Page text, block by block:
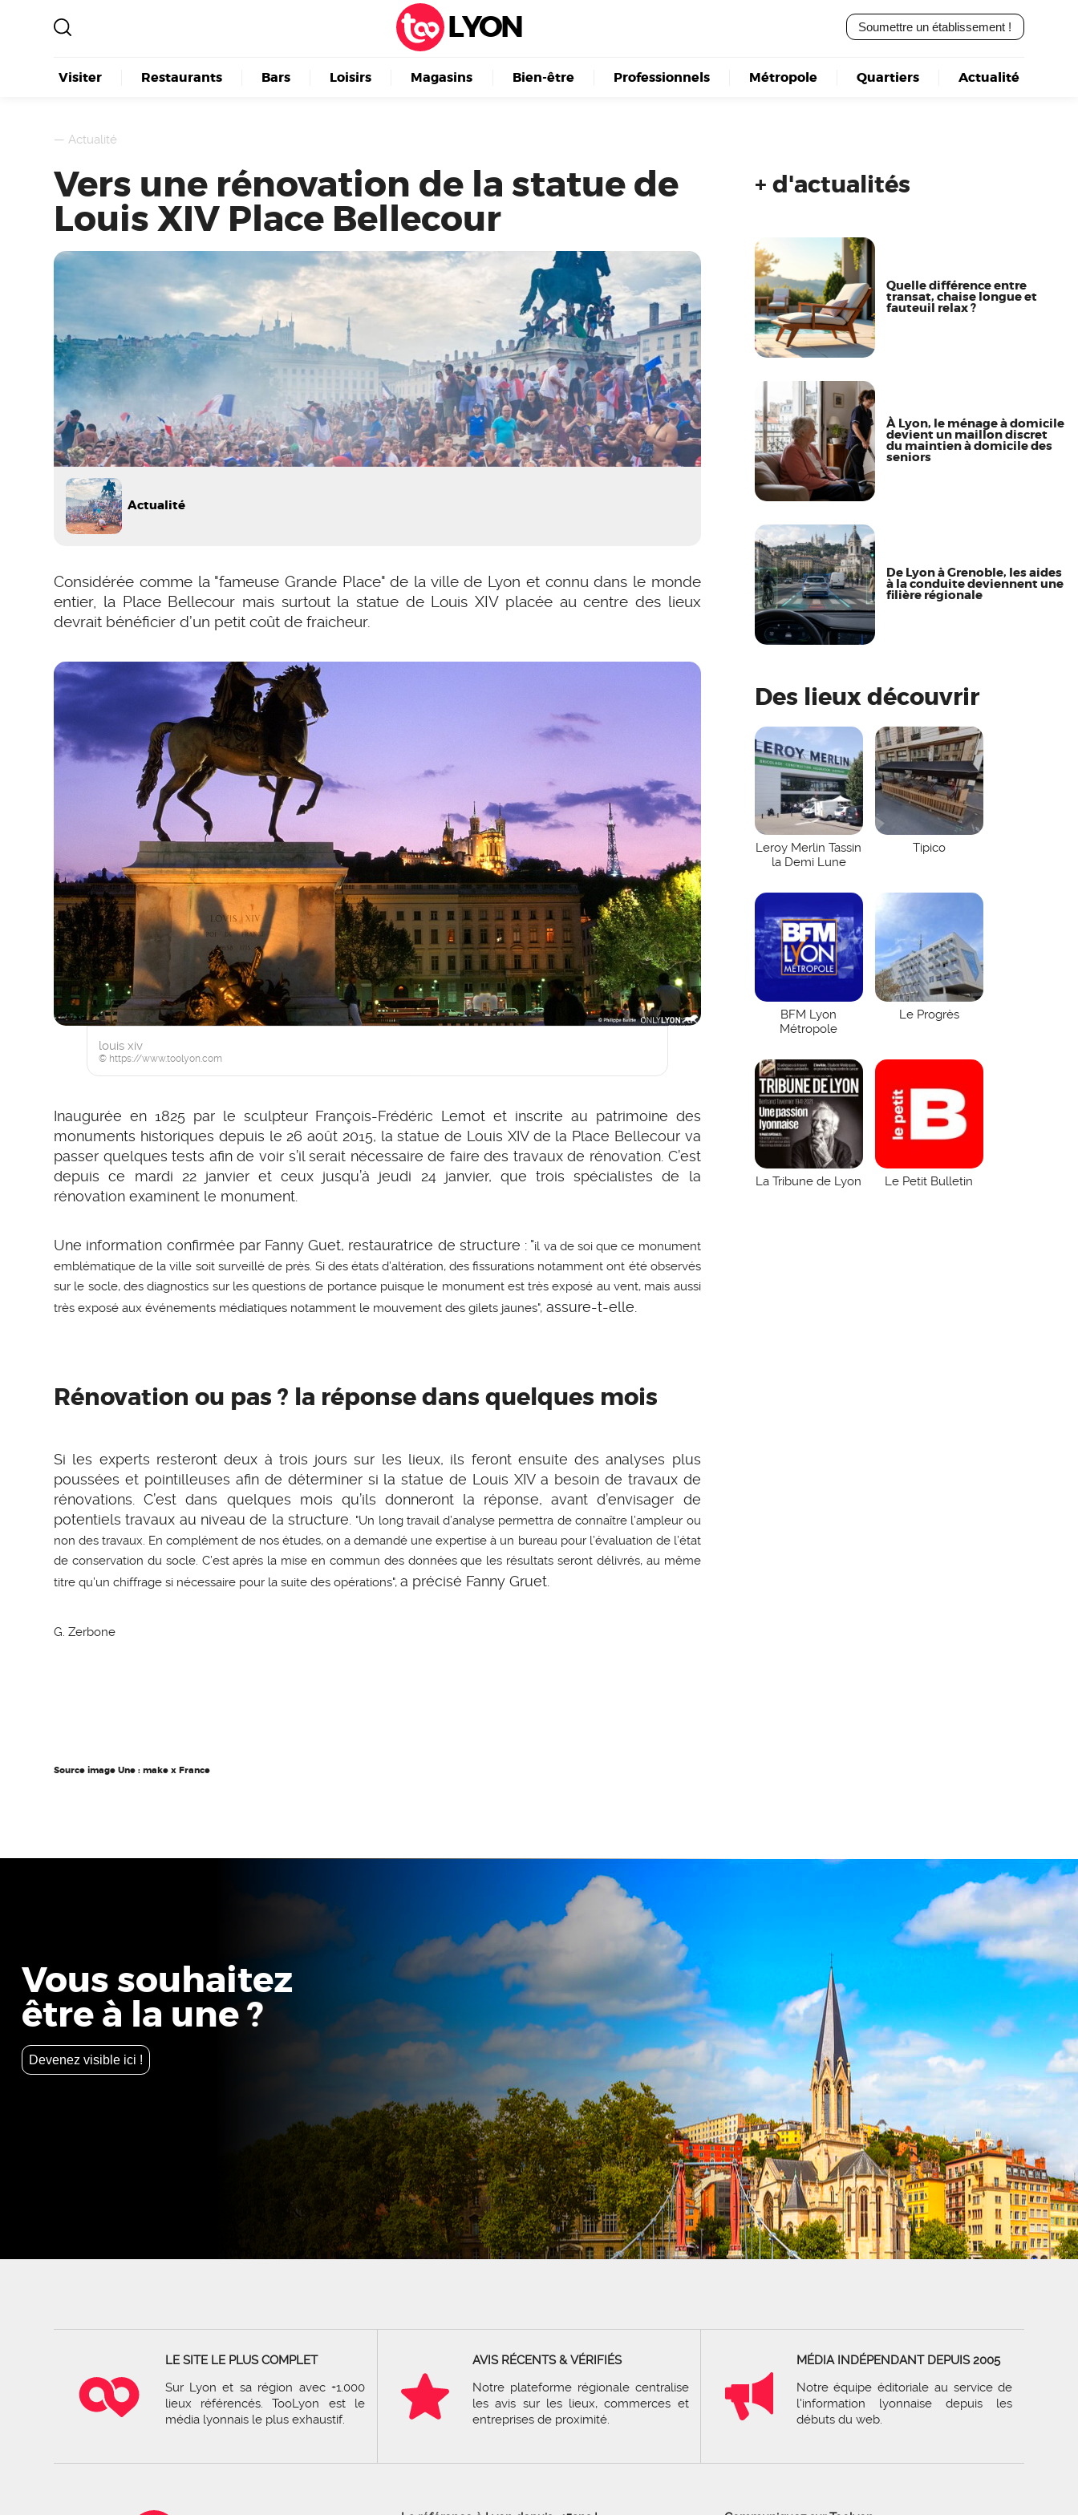
LYON Soumettre un établissement !
Visiter Restaurants Bars Loisirs Magasins Bien-être Professionnels Métropole Quartiers Actualité
—Actualité
Vers une rénovation de la statue de
Louis XIV Place Bellecour
Actualité
Considérée comme la "fameuse Grande Place" de la ville de Lyon et connu dans le monde
entier, la Place Bellecour mais surtout la statue de Louis XIV placée au centre des lieux
devrait bénéficier d’un petit coût de fraicheur.
louis xiv
© https://www.toolyon.com
Inaugurée en 1825 par le sculpteur François-Frédéric Lemot et inscrite au patrimoine des
monuments historiques depuis le 26 août 2015, la statue de Louis XIV de la Place Bellecour va
passer quelques tests afin de voir s’il serait nécessaire de faire des travaux de rénovation. C’est
depuis ce mardi 22 janvier et ceux jusqu’à jeudi 24 janvier, que trois spécialistes de la
rénovation examinent le monument.
Une information confirmée par Fanny Guet, restauratrice de structure : "il va de soi que ce monument
emblématique de la ville soit surveillé de près. Si des états d’altération, des fissurations notamment ont été observés
sur le socle, des diagnostics sur les questions de portance puisque le monument est très exposé au vent, mais aussi
très exposé aux événements médiatiques notamment le mouvement des gilets jaunes", assure-t-elle.
Rénovation ou pas ? la réponse dans quelques mois
Si les experts resteront deux à trois jours sur les lieux, ils feront ensuite des analyses plus
poussées et pointilleuses afin de déterminer si la statue de Louis XIV a besoin de travaux de
rénovations. C’est dans quelques mois qu’ils donneront la réponse, avant d’envisager de
potentiels travaux au niveau de la structure. "Un long travail d’analyse permettra de connaître l’ampleur ou
non des travaux. En complément de nos études, on a demandé une expertise à un bureau pour l’évaluation de l’état
de conservation du socle. C’est après la mise en commun des données que les résultats seront délivrés, au même
titre qu’un chiffrage si nécessaire pour la suite des opérations",a précisé Fanny Gruet.
G. Zerbone
Source image Une : make x France
+ d'actualités
Quelle différence entre
transat, chaise longue et
fauteuil relax ?
À Lyon, le ménage à domicile
devient un maillon discret
du maintien à domicile des
seniors
De Lyon à Grenoble, les aides
à la conduite deviennent une
filière régionale
Des lieux découvrir
Leroy Merlin Tassin
la Demi Lune
Tipico
BFM Lyon
Métropole
Le Progrès
La Tribune de Lyon Le Petit Bulletin
Vous souhaitez
être à la une ?
Devenez visible ici !
LE SITE LE PLUS COMPLET
Sur Lyon et sa région avec +1.000
lieux référencés. TooLyon est le
média lyonnais le plus exhaustif.
AVIS RÉCENTS & VÉRIFIÉS
Notre plateforme régionale centralise
les avis sur les lieux, commerces et
entreprises de proximité.
MÉDIA INDÉPENDANT DEPUIS 2005
Notre équipe éditoriale au service de
l'information lyonnaise depuis les
débuts du web.